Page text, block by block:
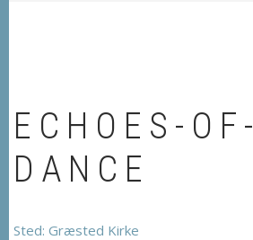
ECHOES-OF-
DANCE
Græsted Kirke